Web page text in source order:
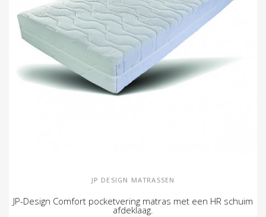
JP DESIGN MATRASSEN
JP-Design Comfort pocketvering matras met een HR schuim
afdeklaag.